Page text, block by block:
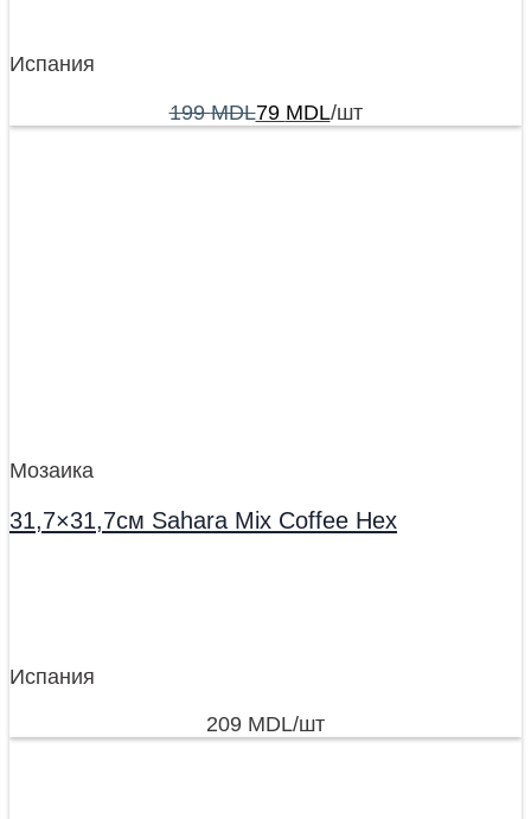
Испания
199MDL79 MDL/шт
Мозаика
31,7×31,7см Sahara Mix Coffee Hex
Испания
209 MDL/шт